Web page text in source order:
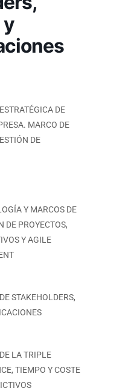
y
DE
MARCO DE
DE
Y MARCOS DE
DE PROYECTOS,
Y AGILE
STAKEHOLDERS,
LA TRIPLE
TIEMPO Y COSTE